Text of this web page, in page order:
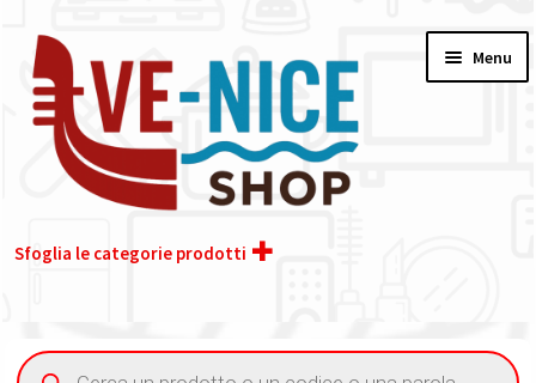
alla
navigazione
contenuto
Menu
Sfoglia le categorie prodotti
Ricerca
prodotti